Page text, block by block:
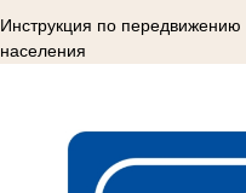
Инструкция по
населения